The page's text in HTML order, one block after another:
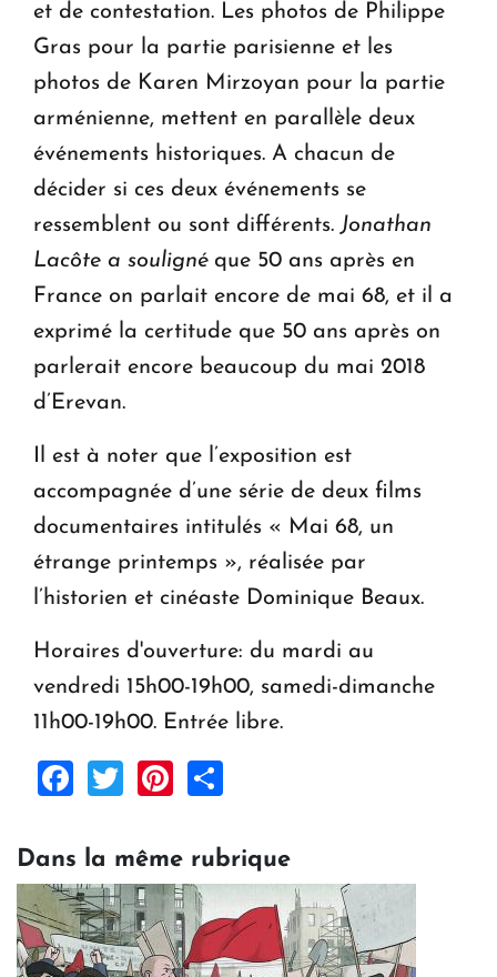
et de contestation. Les photos de Philippe
Gras pour la partie parisienne et les
photos de Karen Mirzoyan pour la partie
arménienne, mettent en parallèle deux
événements historiques. A chacun de
décider si ces deux événements se
ressemblent ou sont différents. Jonathan
Lacôte a souligné que 50 ans après en
France on parlait encore de mai 68, et il a
exprimé la certitude que 50 ans après on
parlerait encore beaucoup du mai 2018
d’Erevan.
Il est à noter que l’exposition est
accompagnée d’une série de deux films
documentaires intitulés « Mai 68, un
étrange printemps », réalisée par
l’historien et cinéaste Dominique Beaux.
Horaires d'ouverture: du mardi au
vendredi 15h00-19h00, samedi-dimanche
11h00-19h00. Entrée libre.
Facebook
TwitterPinterest
Dans la même rubrique